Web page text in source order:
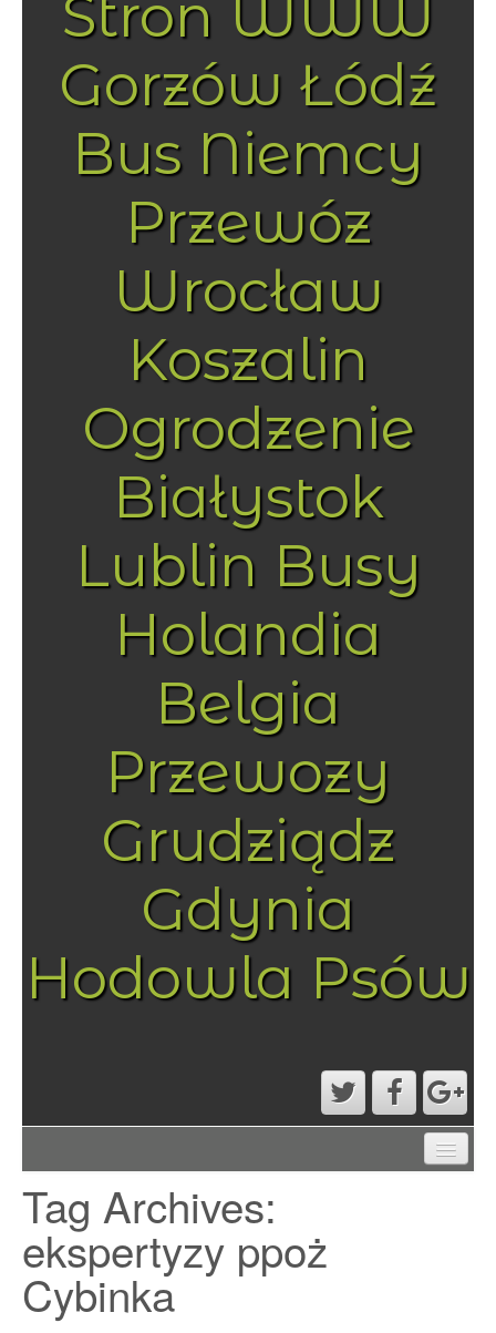
Stron WWW
Gorzów Łódź
Bus Niemcy
Przewóz
Wrocław
Koszalin
Ogrodzenie
Białystok
Lublin Busy
Holandia
Belgia
Przewozy
Grudziądz
Gdynia
Hodowla Psów
PRZYKŁADOWA STRONA
STRONA GŁÓWNA
Tag Archives:
ekspertyzy ppoż
Cybinka